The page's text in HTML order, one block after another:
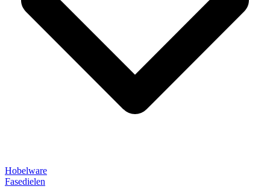
Hobelware
Fasedielen